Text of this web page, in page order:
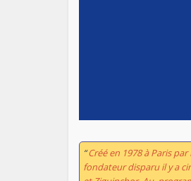
“Créé en 1978 à Paris
fondateur disparu il y a